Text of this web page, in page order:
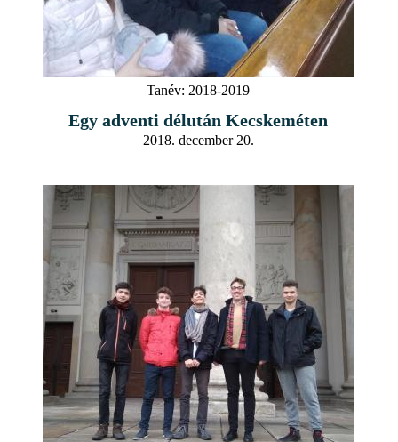
Tanév: 2018-2019
Egy adventi délután Kecskeméten
2018. december 20.